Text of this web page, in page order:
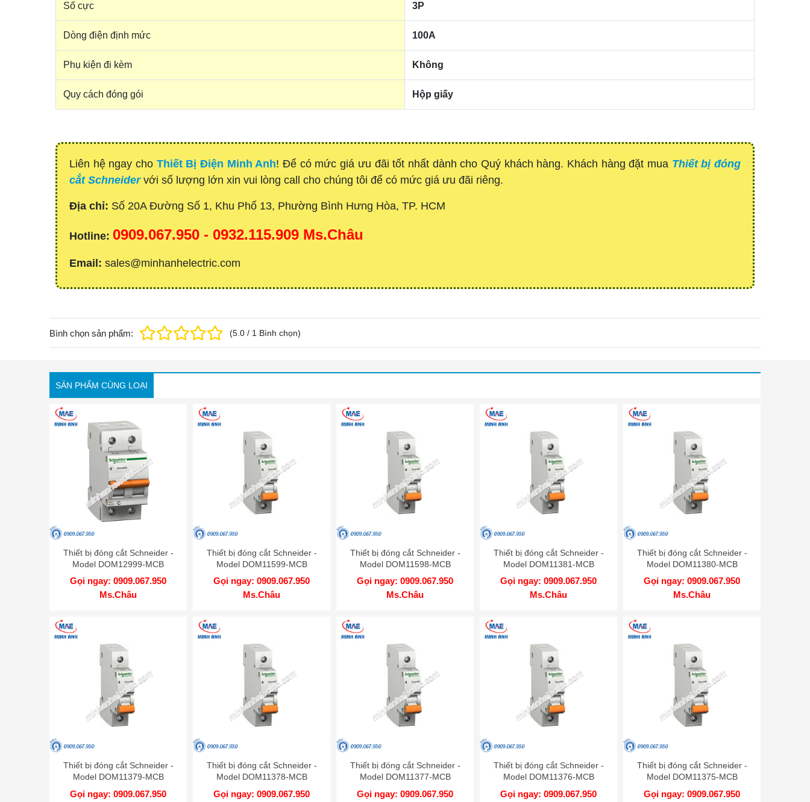
Số cực 3P
Dòng điện định mức 100A
Phụ kiện đi kèm Không
Quy cách đóng gói Hộp giấy
Liên hệ ngay cho Thiết Bị Điện Minh Anh! Để có mức giá ưu đãi tốt nhất dành cho Quý khách hàng. Khách hàng đặt mua Thiết bị đóng
cắt Schneider với số lượng lớn xin vui lòng call cho chúng tôi để có mức giá ưu đãi riêng.
Địa chỉ: Số 20A Đường Số 1, Khu Phố 13, Phường Bình Hưng Hòa, TP. HCM
Hotline: 0909.067.950 - 0932.115.909 Ms.Châu
Email: sales@minhanhelectric.com
Bình chọn sản phẩm: (5.0 / 1 Bình chọn)
SẢN PHẨM CÙNG LOẠI
Thiết bị đóng cắt Schneider -
Model DOM12999-MCB
Gọi ngay: 0909.067.950
Ms.Châu
Thiết bị đóng cắt Schneider -
Model DOM11599-MCB
Gọi ngay: 0909.067.950
Ms.Châu
Thiết bị đóng cắt Schneider -
Model DOM11598-MCB
Gọi ngay: 0909.067.950
Ms.Châu
Thiết bị đóng cắt Schneider -
Model DOM11381-MCB
Gọi ngay: 0909.067.950
Ms.Châu
Thiết bị đóng cắt Schneider -
Model DOM11380-MCB
Gọi ngay: 0909.067.950
Ms.Châu
Thiết bị đóng cắt Schneider -
Model DOM11379-MCB
Gọi ngay: 0909.067.950
Thiết bị đóng cắt Schneider -
Model DOM11378-MCB
Gọi ngay: 0909.067.950
Thiết bị đóng cắt Schneider -
Model DOM11377-MCB
Gọi ngay: 0909.067.950
Thiết bị đóng cắt Schneider -
Model DOM11376-MCB
Gọi ngay: 0909.067.950
Thiết bị đóng cắt Schneider -
Model DOM11375-MCB
Gọi ngay: 0909.067.950